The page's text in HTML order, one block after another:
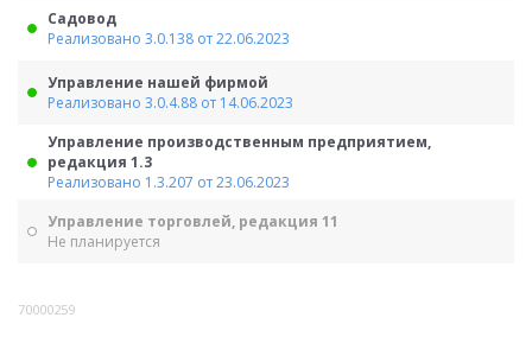
Садовод
Реализовано 3.0.138 от 22.06.2023
Управление нашей фирмой
Реализовано 3.0.4.88 от 14.06.2023
Управление производственным предприятием,
редакция 1.3
Реализовано 1.3.207 от 23.06.2023
Управление торговлей, редакция 11
Не планируется
70000259